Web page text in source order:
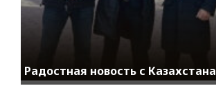
Радостная новость с Казахстана